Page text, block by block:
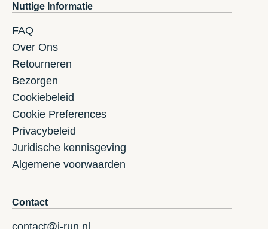
Nuttige Informatie
FAQ
Over Ons
Retourneren
Bezorgen
Cookiebeleid
Cookie Preferences
Privacybeleid
Juridische kennisgeving
Algemene voorwaarden
Contact
contact@i-run.nl